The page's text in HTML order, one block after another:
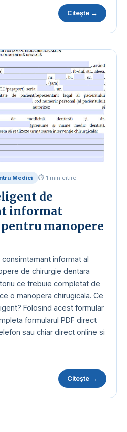
Citește →
Medici ⏱ 1 min citire
de
informat
manopere
informat al
de chirurgie dentara
ce trebuie completat de
o manopera chirugicala. Ce
Folosind acest formular
formularul PDF direct
sau chiar direct online si
Citește →